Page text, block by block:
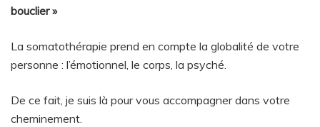
bouclier »
La somatothérapie prend en compte la globalité de votre
personne : l’émotionnel, le corps, la psyché.
De ce fait, je suis là pour vous accompagner dans votre
cheminement.